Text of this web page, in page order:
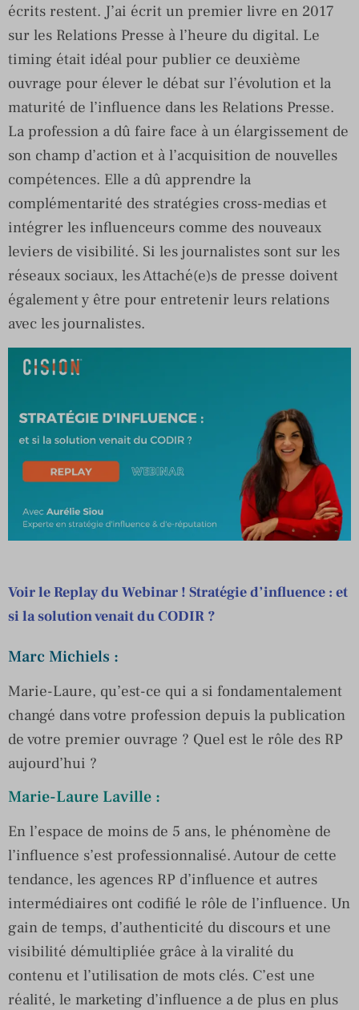
écrits restent. J’ai écrit un premier livre en 2017
sur les Relations Presse à l’heure du digital. Le
timing était idéal pour publier ce deuxième
ouvrage pour élever le débat sur l’évolution et la
maturité de l’influence dans les Relations Presse.
La profession a dû faire face à un élargissement de
son champ d’action et à l’acquisition de nouvelles
compétences. Elle a dû apprendre la
complémentarité des stratégies cross-medias et
intégrer les influenceurs comme des nouveaux
leviers de visibilité. Si les journalistes sont sur les
réseaux sociaux, les Attaché(e)s de presse doivent
également y être pour entretenir leurs relations
avec les journalistes.
Voir le Replay du Webinar ! Stratégie d’influence : et
si la solution venait du CODIR ?
Marc Michiels :
Marie-Laure, qu’est-ce qui a si fondamentalement
changé dans votre profession depuis la publication
de votre premier ouvrage ? Quel est le rôle des RP
aujourd’hui ?
Marie-Laure Laville :
En l’espace de moins de 5 ans, le phénomène de
l’influence s’est professionnalisé. Autour de cette
tendance, les agences RP d’influence et autres
intermédiaires ont codifié le rôle de l’influence. Un
gain de temps, d’authenticité du discours et une
visibilité démultipliée grâce à la viralité du
contenu et l’utilisation de mots clés. C’est une
réalité, le marketing d’influence a de plus en plus